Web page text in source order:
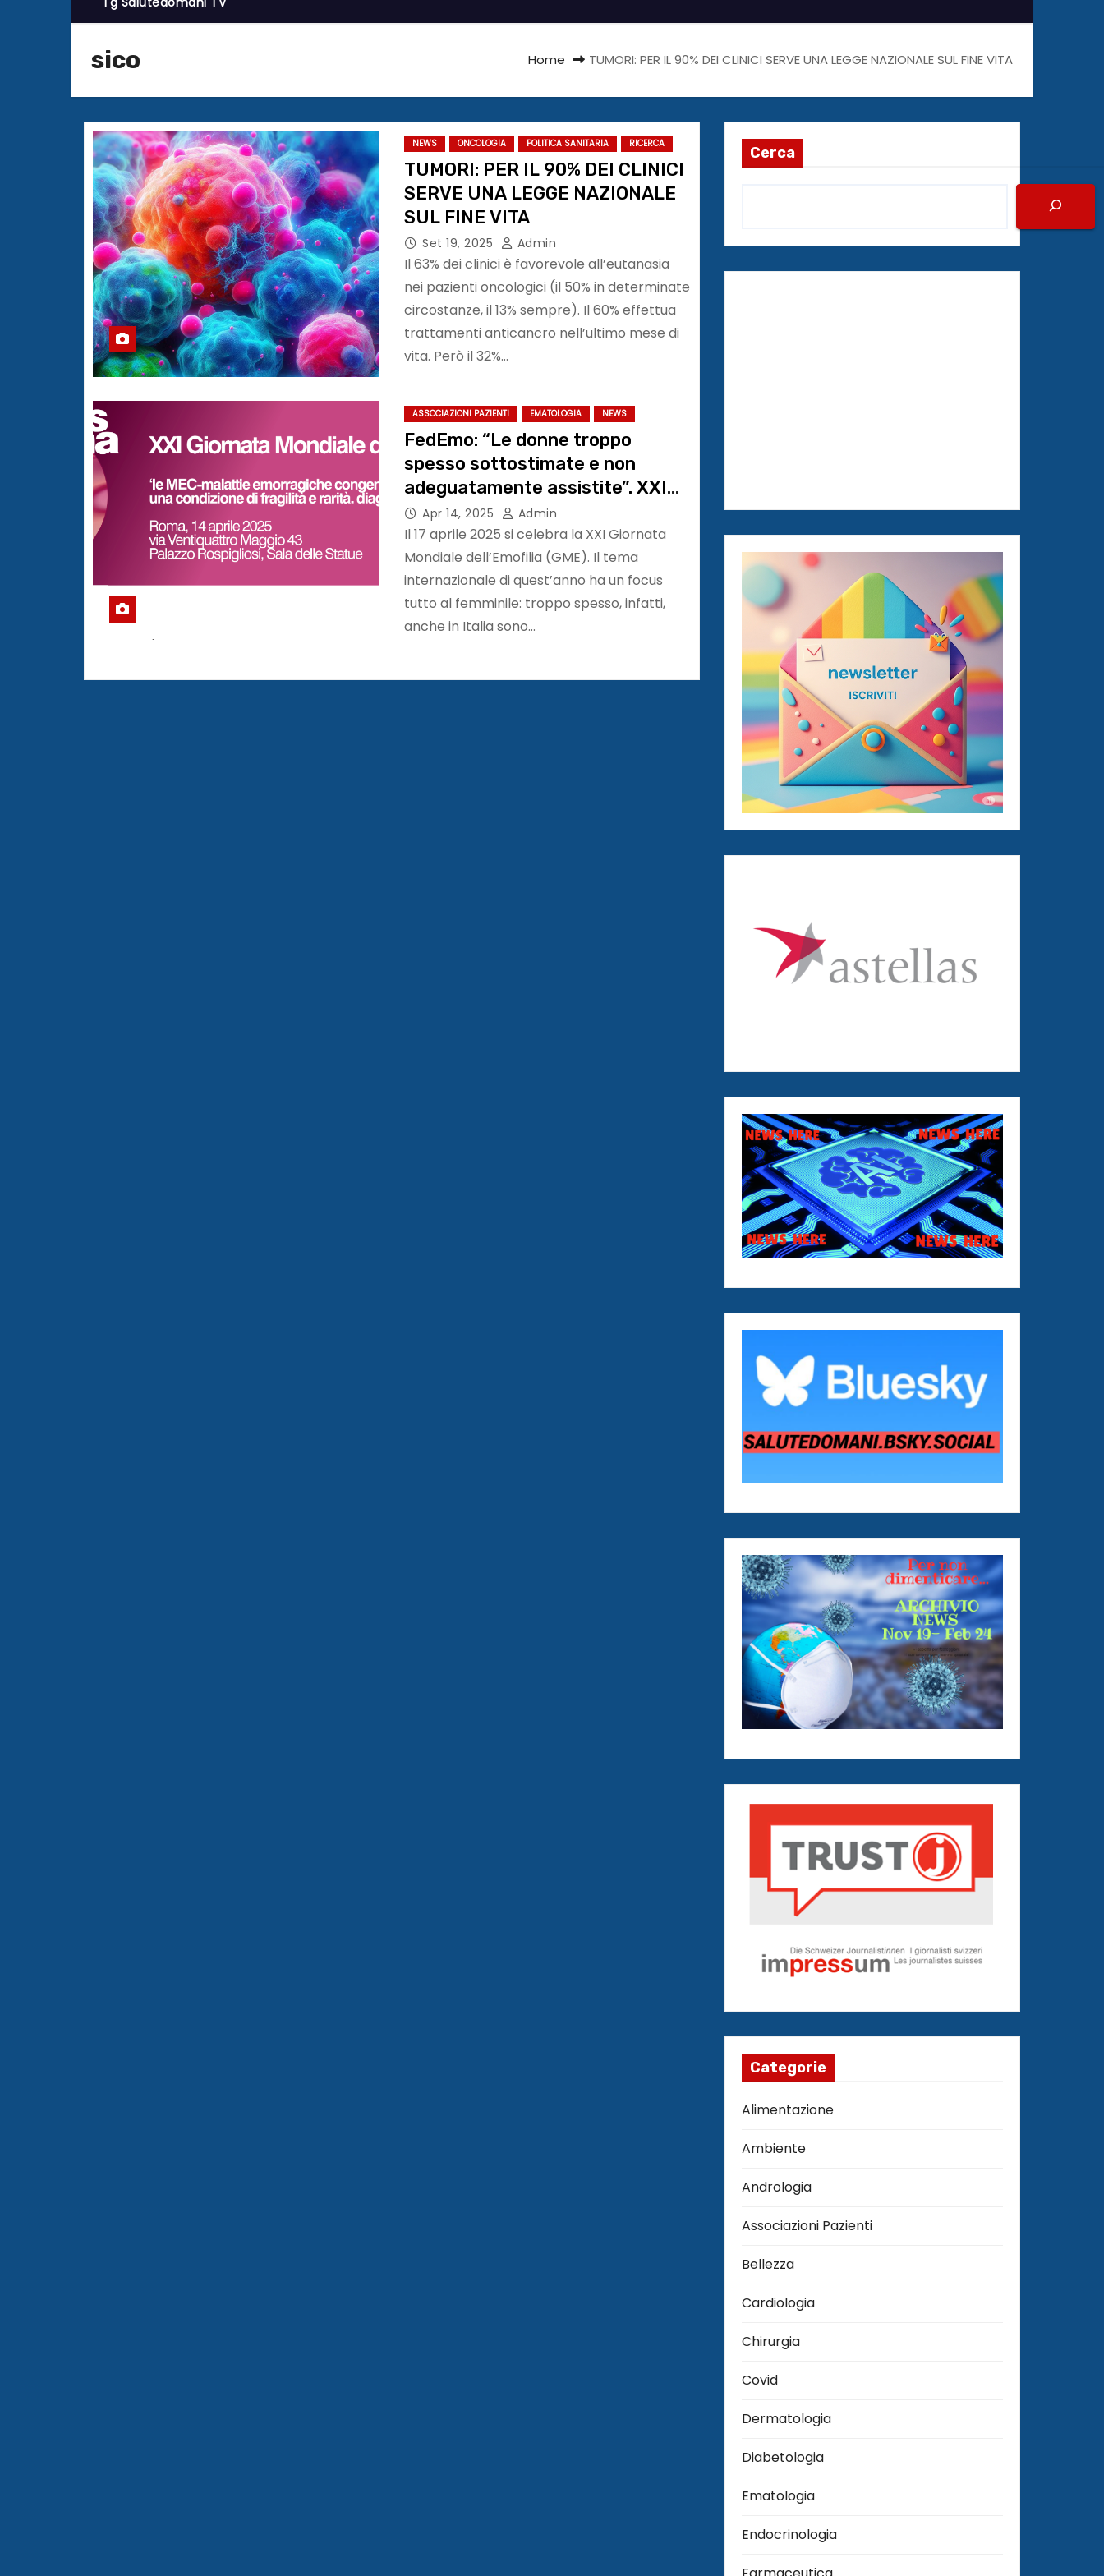
sico Home TUMORI: PER IL 90% DEI CLINICI SERVE UNA LEGGE NAZIONALE SUL FINE VITA
NEWS ONCOLOGIA POLITICA SANITARIA RICERCA
TUMORI: PER IL 90% DEI CLINICI
SERVE UNA LEGGE NAZIONALE
SUL FINE VITA
Set 19, 2025 Admin
Il 63% dei clinici è favorevole all’eutanasia
nei pazienti oncologici (il 50% in determinate
circostanze, il 13% sempre). Il 60% effettua
trattamenti anticancro nell’ultimo mese di
vita. Però il 32%…
ASSOCIAZIONI PAZIENTI EMATOLOGIA NEWS
FedEmo: “Le donne troppo
spesso sottostimate e non
adeguatamente assistite”. XXI
Giornata mondiale dell’Emofilia
Apr 14, 2025 Admin
Il 17 aprile 2025 si celebra la XXI Giornata
Mondiale dell’Emofilia (GME). Il tema
internazionale di quest’anno ha un focus
tutto al femminile: troppo spesso, infatti,
anche in Italia sono…
Cerca
Categorie
Alimentazione
Ambiente
Andrologia
Associazioni Pazienti
Bellezza
Cardiologia
Chirurgia
Covid
Dermatologia
Diabetologia
Ematologia
Endocrinologia